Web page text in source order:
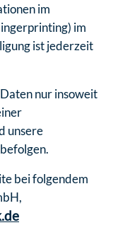
im
im
ist jederzeit
nur insoweit
unsere
bei folgendem